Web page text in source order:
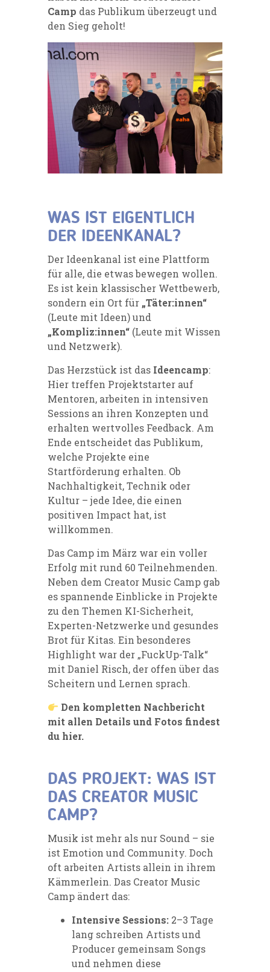
Camp das Publikum überzeugt und
den Sieg geholt!
WAS IST EIGENTLICH
DER IDEENKANAL?
Der Ideenkanal ist eine Plattform
für alle, die etwas bewegen wollen.
Es ist kein klassischer Wettbewerb,
sondern ein Ort für „Täter:innen“
(Leute mit Ideen) und
„Kompliz:innen“ (Leute mit Wissen
und Netzwerk).
Das Herzstück ist das Ideencamp:
Hier treffen Projektstarter auf
Mentoren, arbeiten in intensiven
Sessions an ihren Konzepten und
erhalten wertvolles Feedback. Am
Ende entscheidet das Publikum,
welche Projekte eine
Startförderung erhalten. Ob
Nachhaltigkeit, Technik oder
Kultur – jede Idee, die einen
positiven Impact hat, ist
willkommen.
Das Camp im März war ein voller
Erfolg mit rund 60 Teilnehmenden.
Neben dem Creator Music Camp gab
es spannende Einblicke in Projekte
zu den Themen KI-Sicherheit,
Experten-Netzwerke und gesundes
Brot für Kitas. Ein besonderes
Highlight war der „FuckUp-Talk“
mit Daniel Risch, der offen über das
Scheitern und Lernen sprach.
Den kompletten Nachbericht
mit allen Details und Fotos findest
du hier.
DAS PROJEKT: WAS IST
DAS CREATOR MUSIC
CAMP?
Musik ist mehr als nur Sound – sie
ist Emotion und Community. Doch
oft arbeiten Artists allein in ihrem
Kämmerlein. Das Creator Music
Camp ändert das:
Intensive Sessions: 2–3 Tage
lang schreiben Artists und
Producer gemeinsam Songs
und nehmen diese